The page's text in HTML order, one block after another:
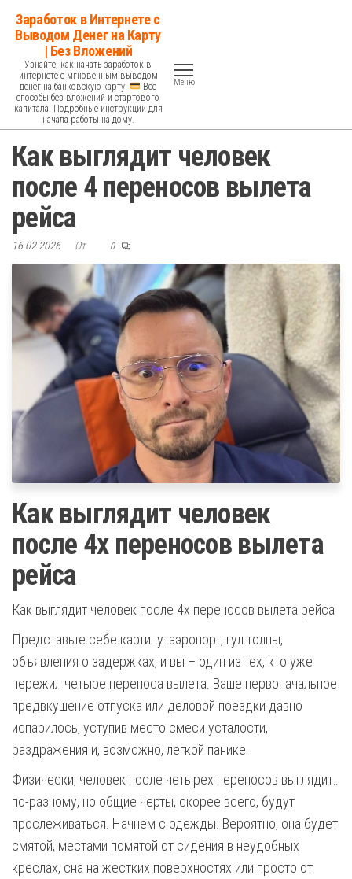
Перейти
содержимому
Заработок в Интернете с
Выводом Денег на Карту
| Без Вложений
Узнайте, как начать заработок в
интернете с мгновенным выводом
денег на банковскую карту.
Все
способы без вложений и стартового
капитала. Подробные инструкции для
начала работы на дому.
Меню
Как выглядит человек
после 4 переносов вылета
рейса
16.02.2026 От 0
Как выглядит человек
после 4х переносов вылета
рейса
Как выглядит человек после 4х переносов вылета рейса
Представьте себе картину: аэропорт, гул толпы,
объявления о задержках, и вы – один из тех, кто уже
пережил четыре переноса вылета. Ваше первоначальное
предвкушение отпуска или деловой поездки давно
испарилось, уступив место смеси усталости,
раздражения и, возможно, легкой панике.
Физически, человек после четырех переносов выглядит…
по-разному, но общие черты, скорее всего, будут
прослеживаться. Начнем с одежды. Вероятно, она будет
смятой, местами помятой от сидения в неудобных
креслах, сна на жестких поверхностях или просто от